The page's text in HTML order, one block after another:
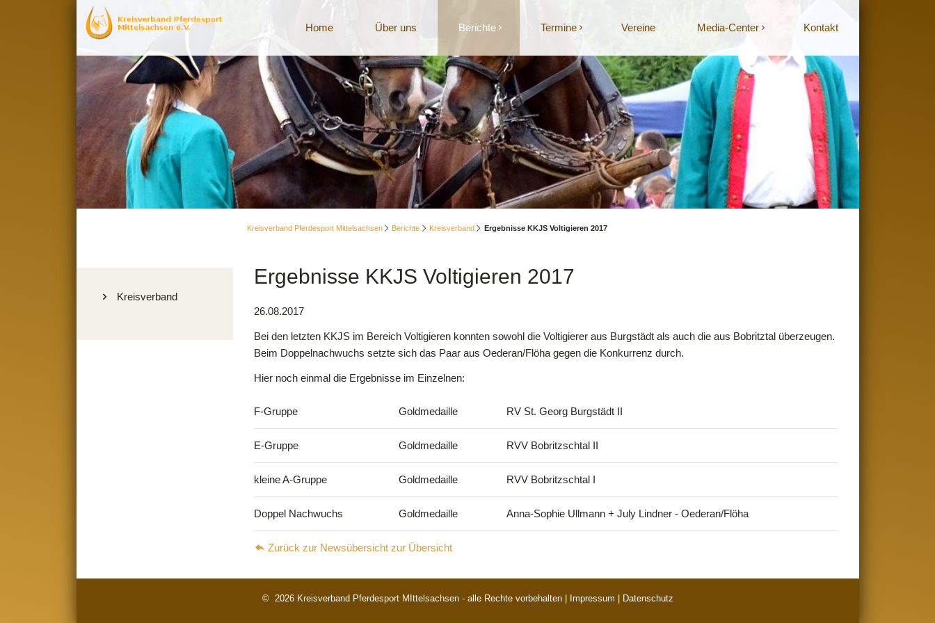
Home Über uns Berichte Termine Vereine Media-Center Kontakt
Kreisverband Pferdesport Mittelsachsen Berichte Kreisverband Ergebnisse KKJS Voltigieren 2017
Ergebnisse KKJS Voltigieren 2017
26.08.2017
Bei den letzten KKJS im Bereich Voltigieren konnten sowohl die Voltigierer aus Burgstädt als auch die aus Bobritztal überzeugen.
Beim Doppelnachwuchs setzte sich das Paar aus Oederan/Flöha gegen die Konkurrenz durch.
Hier noch einmal die Ergebnisse im Einzelnen:
F-Gruppe Goldmedaille RV St. Georg Burgstädt II
E-Gruppe Goldmedaille RVV Bobritzschtal II
kleine A-Gruppe Goldmedaille RVV Bobritzschtal I
Doppel Nachwuchs Goldmedaille Anna-Sophie Ullmann + July Lindner - Oederan/Flöha
Zurück zur Newsübersicht zur Übersicht
Navigation
Kreisverband
© 2026 Kreisverband Pferdesport MIttelsachsen - alle Rechte vorbehalten | Impressum Datenschutz